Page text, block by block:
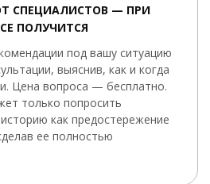
СПЕЦИАЛИСТОВ — ПРИ
ПОЛУЧИТСЯ
под вашу ситуацию
выяснив, как и когда
Цена вопроса — бесплатно.
только попросить
как предостережение
ее полностью